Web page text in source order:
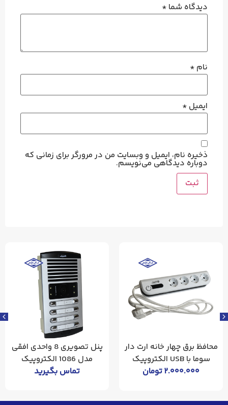
دیدگاه شما *
نام *
ایمیل *
ذخیره نام، ایمیل و وبسایت من در مرورگر برای زمانی که
دوباره دیدگاهی می‌نویسم.
محافظ برق چهار خانه ارت دار
سوما با USB الکتروپیک
۲.۰۰۰.۰۰۰تومان
پنل تصویری 8 واحدی افقی
مدل 1086 الکتروپیک
تماس بگیرید